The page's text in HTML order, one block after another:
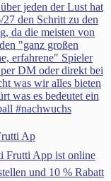
Ap